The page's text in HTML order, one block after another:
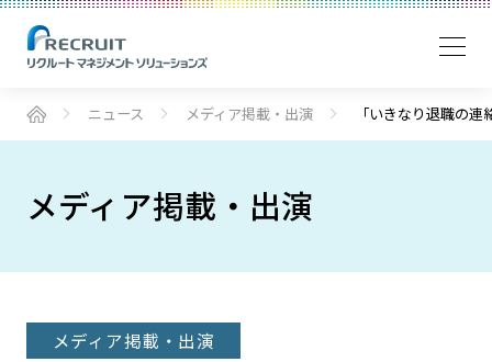
ニュース メディア掲載・出演 「いきなり退職の
メディア掲載・出演
メディア掲載・出演